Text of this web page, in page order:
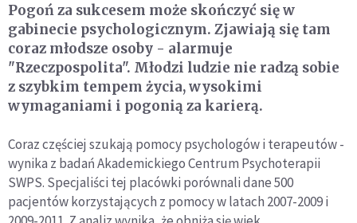
Pogoń za sukcesem może skończyć się w
gabinecie psychologicznym. Zjawiają się tam
coraz młodsze osoby - alarmuje
"Rzeczpospolita". Młodzi ludzie nie radzą sobie
z szybkim tempem życia, wysokimi
wymaganiami i pogonią za karierą.
Coraz częściej szukają pomocy psychologów i terapeutów -
wynika z badań Akademickiego Centrum Psychoterapii
SWPS. Specjaliści tej placówki porównali dane 500
pacjentów korzystających z pomocy w latach 2007-2009 i